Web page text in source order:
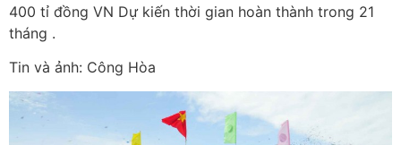
400 tỉ đồng VN Dự kiến thời gian hoàn thành trong 21
tháng .
Tin và ảnh: Công Hòa